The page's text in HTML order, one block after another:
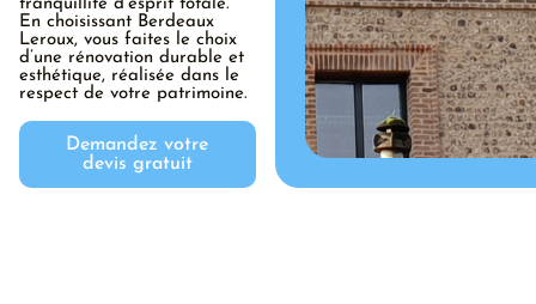
tranquillité d’esprit totale.
En choisissant Berdeaux
Leroux, vous faites le choix
d’une rénovation durable et
esthétique, réalisée dans le
respect de votre patrimoine.
Demandez votre
devis gratuit